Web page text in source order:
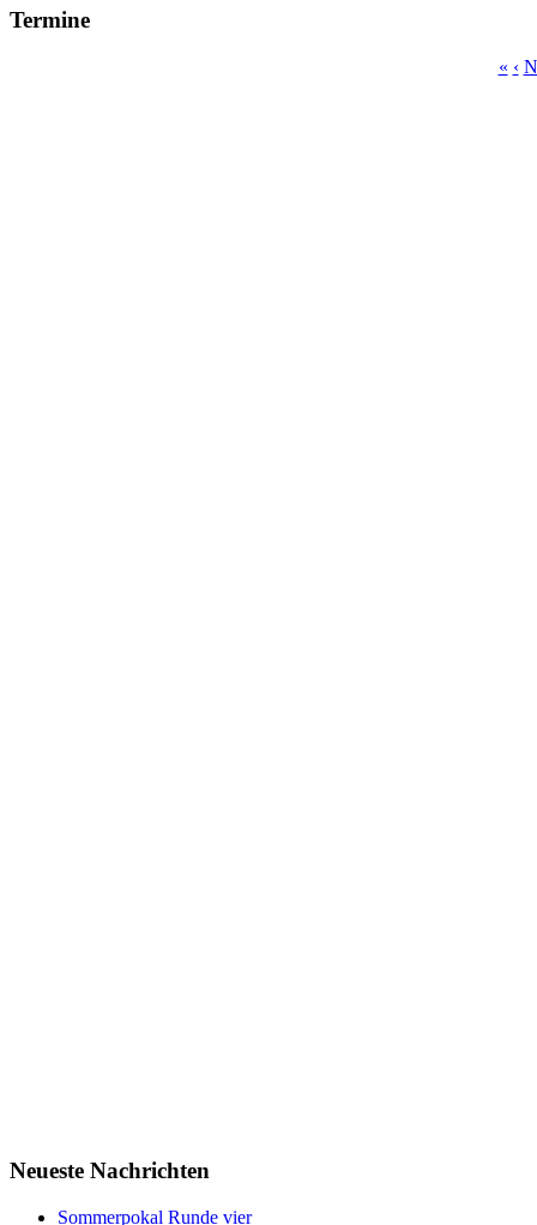
Termine
« ‹
Neueste Nachrichten
Sommerpokal Runde vier